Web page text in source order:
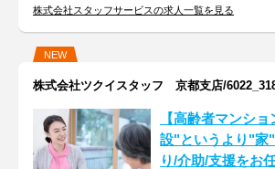
株式会社スタッフサービスの求人一覧を見る
NEW
株式会社ツクイスタッフ 京都支店/
【高齢者マンシ
設"というより"家
り/介助/支援をお